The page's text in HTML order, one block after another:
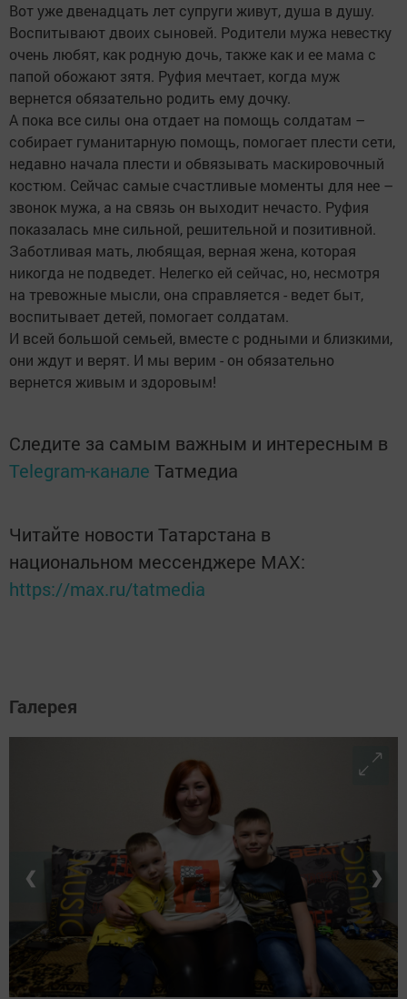
Вот уже двенадцать лет супруги живут, душа в душу.
Воспитывают двоих сыновей. Родители мужа невестку
очень любят, как родную дочь, также как и ее мама с
папой обожают зятя. Руфия мечтает, когда муж
вернется обязательно родить ему дочку.
А пока все силы она отдает на помощь солдатам –
собирает гуманитарную помощь, помогает плести сети,
недавно начала плести и обвязывать маскировочный
костюм. Сейчас самые счастливые моменты для нее –
звонок мужа, а на связь он выходит нечасто. Руфия
показалась мне сильной, решительной и позитивной.
Заботливая мать, любящая, верная жена, которая
никогда не подведет. Нелегко ей сейчас, но, несмотря
на тревожные мысли, она справляется - ведет быт,
воспитывает детей, помогает солдатам.
И всей большой семьей, вместе с родными и близкими,
они ждут и верят. И мы верим - он обязательно
вернется живым и здоровым!
Следите за самым важным и интересным в
Telegram-канале Татмедиа
Читайте новости Татарстана в
национальном мессенджере MАХ:
https://max.ru/tatmedia
Галерея
❮ ❯